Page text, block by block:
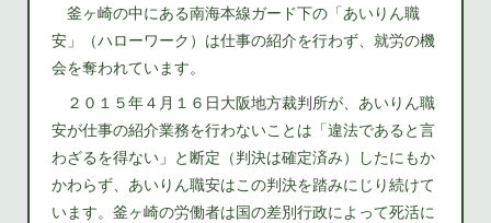
釜ヶ崎の中にある南海本線ガード下の「あいりん職
安」（ハローワーク）は仕事の紹介を行わず、就労の機
会を奪われています。
２０１５年４月１６日大阪地方裁判所が、あいりん職
安が仕事の紹介業務を行わないことは「違法であると言
わざるを得ない」と断定（判決は確定済み）したにもか
かわらず、あいりん職安はこの判決を踏みにじり続けて
います。釜ヶ崎の労働者は国の差別行政によって死活に